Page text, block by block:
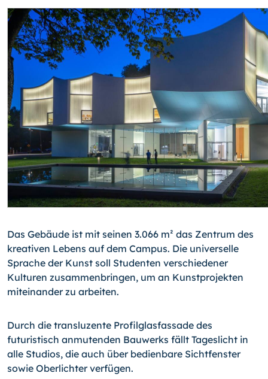
Das Gebäude ist mit seinen 3.066 m² das Zentrum des
kreativen Lebens auf dem Campus. Die universelle
Sprache der Kunst soll Studenten verschiedener
Kulturen zusammenbringen, um an Kunstprojekten
miteinander zu arbeiten.
Durch die transluzente Profilglasfassade des
futuristisch anmutenden Bauwerks fällt Tageslicht in
alle Studios, die auch über bedienbare Sichtfenster
sowie Oberlichter verfügen.